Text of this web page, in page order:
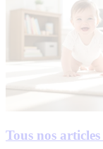
Tous nos articles